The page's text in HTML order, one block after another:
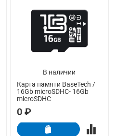
В наличии
Карта памяти BaseTech /
16Gb microSDHC- 16Gb
microSDHC
0 ₽